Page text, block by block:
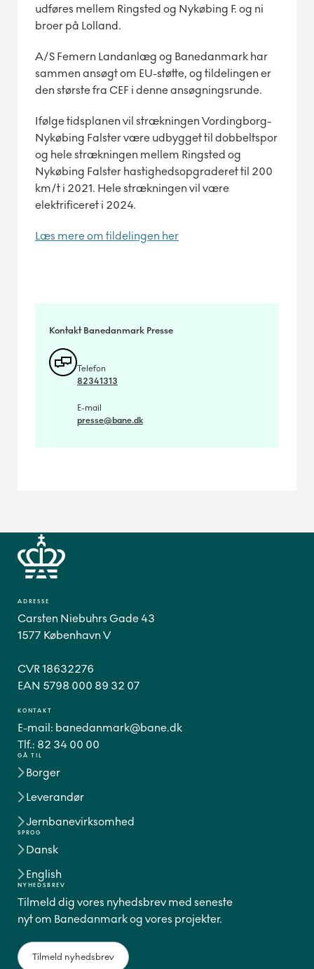
udføres mellem Ringsted og Nykøbing F. og ni
broer på Lolland.
A/S Femern Landanlæg og Banedanmark har
sammen ansøgt om EU-støtte, og tildelingen er
den største fra CEF i denne ansøgningsrunde.
Ifølge tidsplanen vil strækningen Vordingborg-
Nykøbing Falster være udbygget til dobbeltspor
og hele strækningen mellem Ringsted og
Nykøbing Falster hastighedsopgraderet til 200
km/t i 2021. Hele strækningen vil være
elektrificeret i 2024.
Læs mere om tildelingen her
Kontakt Banedanmark Presse
Telefon
82341313
E-mail
presse@bane.dk
GÅ TIL
Borger
Leverandør
Jernbanevirksomhed
SPROG
Dansk
English
ADRESSE
Carsten Niebuhrs Gade 43
1577 København V
CVR 18632276
EAN 5798 000 89 32 07
KONTAKT
E-mail: banedanmark@bane.dk
Tlf.: 82 34 00 00
NYHEDSBREV
Tilmeld dig vores nyhedsbrev med seneste
nyt om Banedanmark og vores projekter.
Tilmeld nyhedsbrev